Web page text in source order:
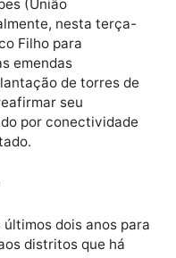
das
(União
nesta terça-
Filho para
de torres
por
estado.